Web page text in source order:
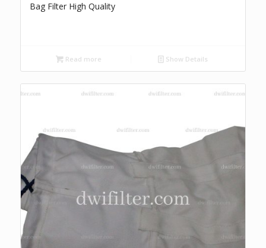
Bag Filter High Quality
Read more Show Details